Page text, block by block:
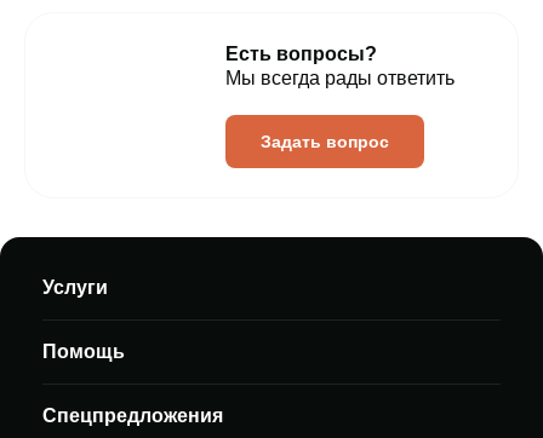
Есть вопросы?
Мы всегда рады ответить
Задать вопрос
Услуги
Помощь
Спецпредложения